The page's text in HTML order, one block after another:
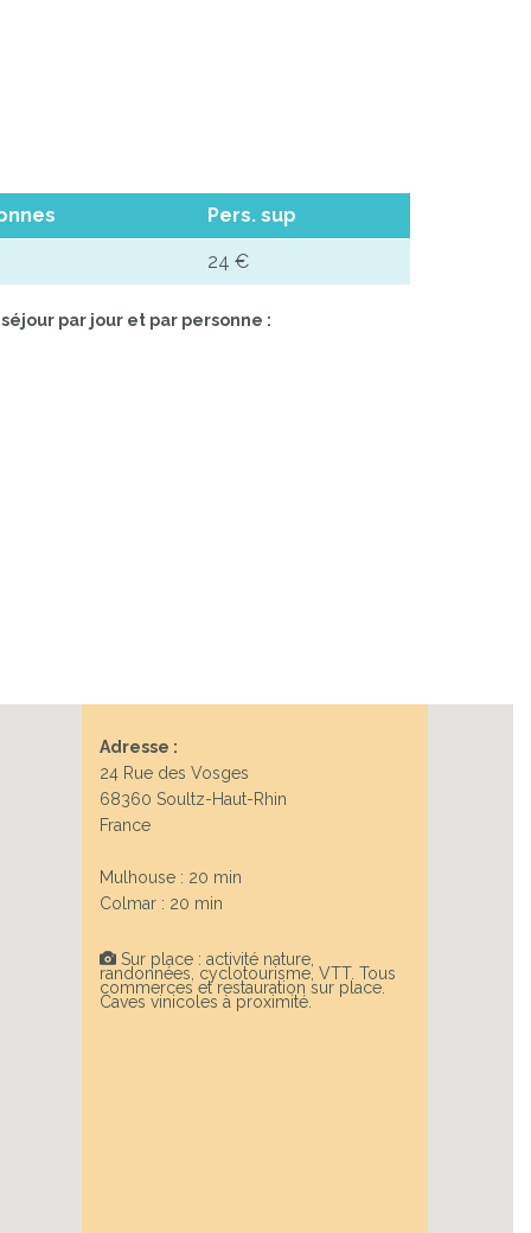
Pers. sup
24 €
par jour et par personne :
Adresse :
24 Rue des Vosges
68360 Soultz-Haut-Rhin
France
Mulhouse : 20 min
Colmar : 20 min
Sur place : activité nature,
randonnées, cyclotourisme, VTT. Tous
commerces et restauration sur place.
Caves vinicoles à proximité.